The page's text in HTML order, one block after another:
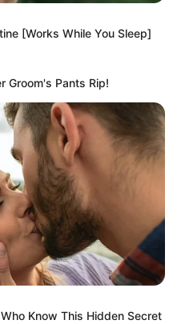
[Works While You Sleep]
Groom's Pants Rip!
Know This Hidden Secret